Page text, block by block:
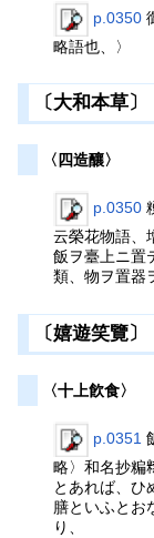
p.0350
略語也、〉
〔大和本草〕
〈四造釀〉
p.0350
云榮花物語、
飯ヲ臺上ニ置
類、物ヲ置器
〔嬉遊笑覽〕
〈十上飮食〉
p.0351
略〉和名抄糄
とあれば、ひ
膳といふとお
り、